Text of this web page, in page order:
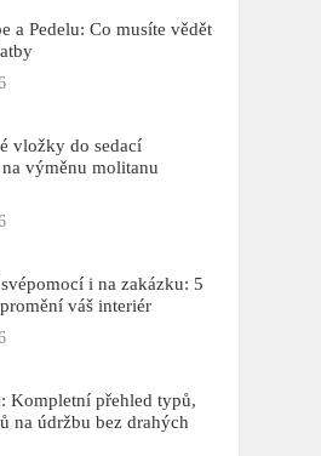
a Pedelu: Co musíte vědět
vložky do sedací
výměnu molitanu
i na zakázku: 5
váš interiér
Kompletní přehled typů,
na údržbu bez drahých